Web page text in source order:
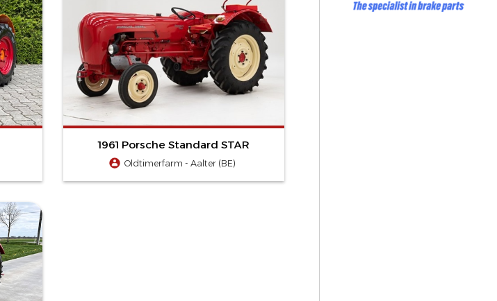
1961 Porsche Standard STAR
Oldtimerfarm - Aalter (BE)